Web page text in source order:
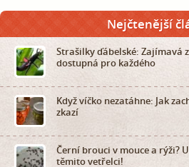
Nejčtenější
Strašilky ďábelské: Zajímavá
dostupná pro každého
Když víčko nezatáhne: Jak
zkazí
Černí brouci v mouce a rýži?
těmito vetřelci!